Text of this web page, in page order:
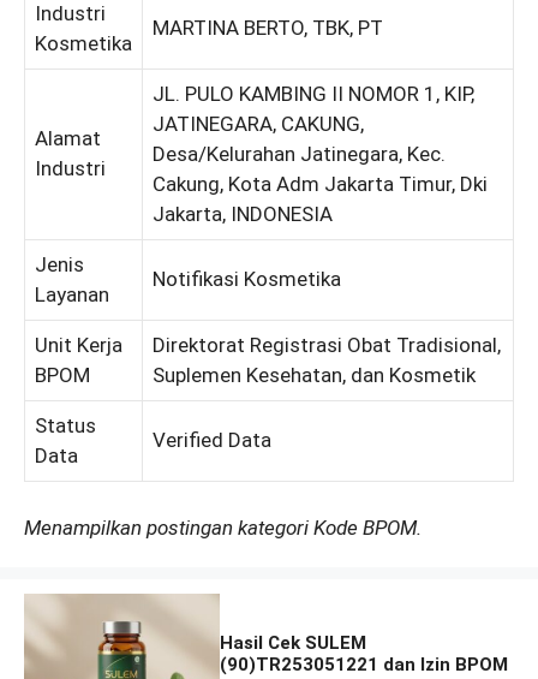
Industri
Kosmetika
MARTINA BERTO, TBK, PT
Alamat
Industri
JL. PULO KAMBING II NOMOR 1, KIP,
JATINEGARA, CAKUNG,
Desa/Kelurahan Jatinegara, Kec.
Cakung, Kota Adm Jakarta Timur, Dki
Jakarta, INDONESIA
Jenis
Layanan
Notifikasi Kosmetika
Unit Kerja
BPOM
Direktorat Registrasi Obat Tradisional,
Suplemen Kesehatan, dan Kosmetik
Status
Data
Verified Data
Menampilkan postingan kategori Kode BPOM.
Hasil Cek SULEM
(90)TR253051221 dan Izin BPOM